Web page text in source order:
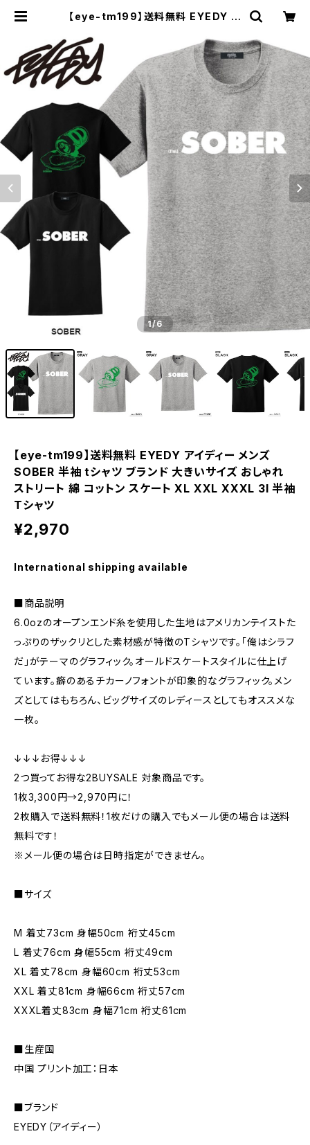
【eye-tm199】送料無料 EYEDY ア
ツ ブランド 大きいサイズ おしゃれ ス
トリート 綿 コットン スケート XL XX
L XXXL 3l 半袖Tシャツ | セレクト
ショップ【P.C.H】
1/6
【eye-tm199】送料無料 EYEDY アイディー メンズ
SOBER 半袖 tシャツ ブランド 大きいサイズ おしゃれ
ストリート 綿 コットン スケート XL XXL XXXL 3l 半袖
Tシャツ
¥2,970
International shipping available
■商品説明
6.0ozのオープンエンド糸を使用した生地はアメリカンテイストた
っぷりのザックリとした素材感が特徴のTシャツです。「俺はシラフ
だ」がテーマのグラフィック。オールドスケートスタイルに仕上げ
ています。癖のあるチカーノフォントが印象的なグラフィック。メン
ズとしてはもちろん、ビッグサイズのレディースとしてもオススメな
一枚。
↓↓↓お得↓↓↓
2つ買ってお得な2BUYSALE 対象商品です。
1枚3,300円→2,970円に！
2枚購入で送料無料！1枚だけの購入でもメール便の場合は送料
無料です！
※メール便の場合は日時指定ができません。
■サイズ
M 着丈73cm 身幅50cm 裄丈45cm
L 着丈76cm 身幅55cm 裄丈49cm
XL 着丈78cm 身幅60cm 裄丈53cm
XXL 着丈81cm 身幅66cm 裄丈57cm
XXXL着丈83cm 身幅71cm 裄丈61cm
■生産国
中国 プリント加工：日本
■ブランド
EYEDY（アイディー）